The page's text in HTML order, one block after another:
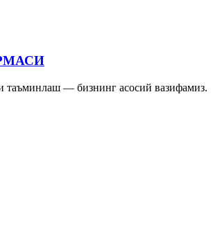
таъминлаш — бизнинг асосий вазифамиз.